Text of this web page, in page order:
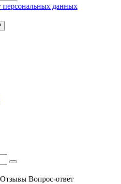
персональных данных
Отзывы Вопрос-ответ